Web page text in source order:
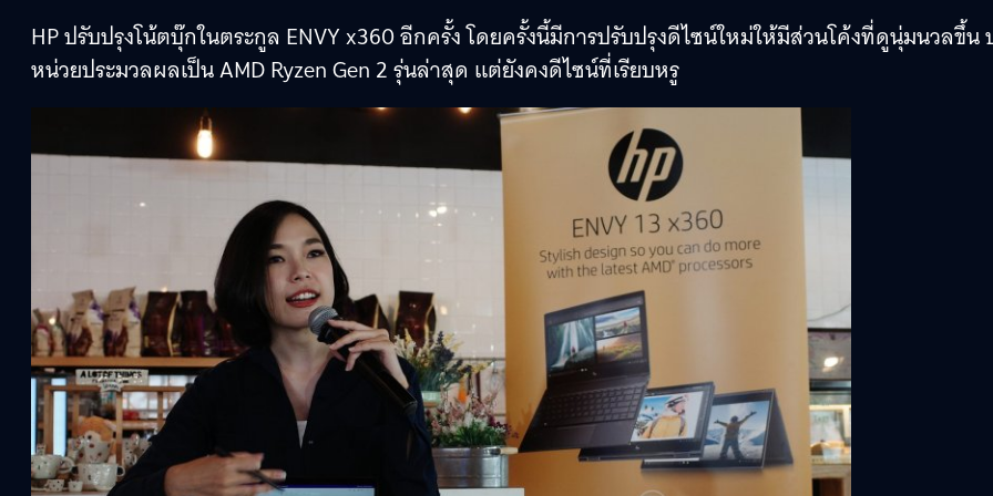
HP ปรับปรุงโน้ตบุ๊กในตระกูล ENVY x360 อีกครั้ง โดยครั้งนี้มีการปรับปรุงดีไซน์ใหม่ให้มีส่วนโค้งที่ดูนุ่มนวลขึ้น
หน่วยประมวลผลเป็น AMD Ryzen Gen 2 รุ่นล่าสุด แต่ยังคงดีไซน์ที่เรียบหรู